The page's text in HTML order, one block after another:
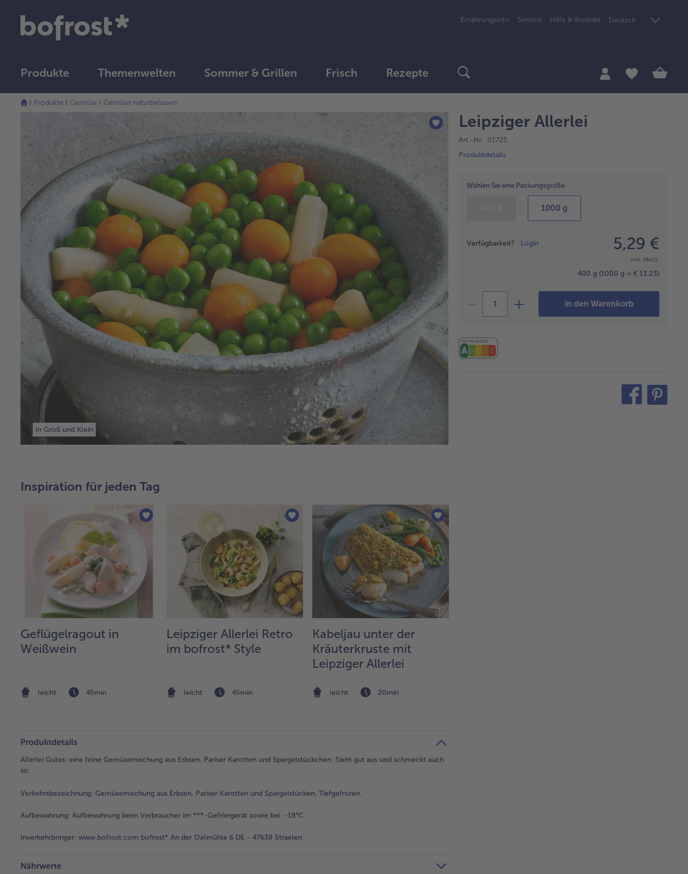
Ernährungsinfo Service Hilfe & Kontakt Deutsch
Produkte Themenwelten Sommer & Grillen Frisch Rezepte
Produkte Gemüse Gemüse naturbelassen
Leipziger Allerlei
Art.-Nr. 01725
Produktdetails
Wählen Sie eine Packungsgröße
1000 g
Verfügbarkeit? Login 5,29 €
inkl. MwSt.
400 g (1000 g = € 13,23)
in den Warenkorb
teilen
In Groß und Klein
Inspiration für jeden Tag
Geflügelragout in
Weißwein
leicht 45min
Leipziger Allerlei Retro
im bofrost* Style
leicht 45min
Kabeljau unter der
Kräuterkruste mit
Leipziger Allerlei
leicht 20min
Produktdetails
Allerlei Gutes: eine feine Gemüsemischung aus Erbsen, Pariser Karotten und Spargelstückchen. Sieht gut aus und schmeckt auch
so.
Verkehrsbezeichnung: Gemüsemischung aus Erbsen, Pariser Karotten und Spargelstücken. Tiefgefroren.
Aufbewahrung: Aufbewahrung beim Verbraucher im ***-Gefriergerät sowie bei -18°C
Inverkehrbringer: www.bofrost.com bofrost* An der Oelmühle 6 DE - 47638 Straelen
Nährwerte